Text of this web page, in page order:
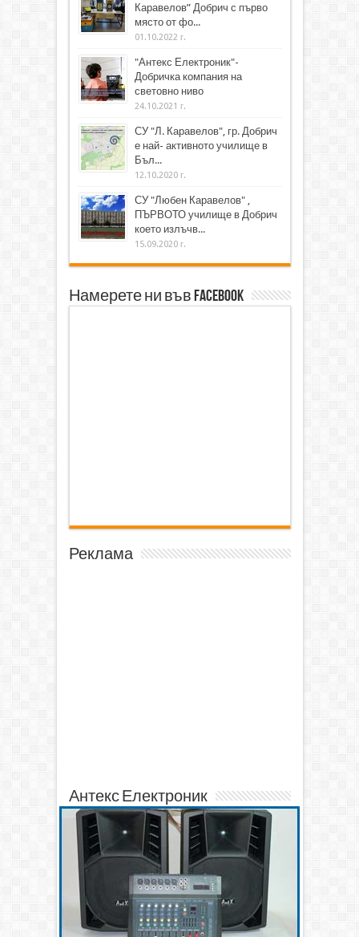
Каравелов” Добрич с първо
място от фо...
01.10.2022 г.
"Антекс Електроник"-
Добричка компания на
световно ниво
24.10.2021 г.
СУ "Л. Каравелов", гр. Добрич
е най- активното училище в
Бъл...
12.10.2020 г.
СУ "Любен Каравелов" ,
ПЪРВОТО училище в Добрич
което излъчв...
15.09.2020 г.
Намерете ни във Facebook
Реклама
Антекс Електроник